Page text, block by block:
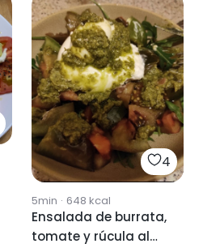
4
5min · 648 kcal
Ensalada de burrata,
tomate y rúcula al